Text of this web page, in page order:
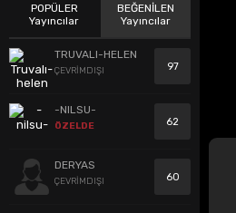
POPÜLER
Yayıncılar
BEĞENİLEN
Yayıncılar
TRUVALI-HELEN
ÇEVRİMDIŞI 97
-NILSU-
ÖZELDE 62
DERYAS
ÇEVRİMDIŞI 60